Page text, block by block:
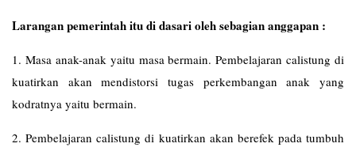
Larangan pemerintah itu di dasari oleh sebagian anggapan :
1. Masa anak-anak yaitu masa bermain. Pembelajaran calistung di
kuatirkan akan mendistorsi tugas perkembangan anak yang
kodratnya yaitu bermain.
2. Pembelajaran calistung di kuatirkan akan berefek pada tumbuh